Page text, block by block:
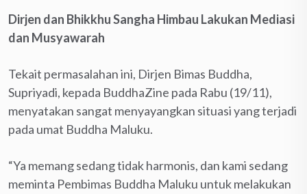
Dirjen dan Bhikkhu Sangha Himbau Lakukan Mediasi
dan Musyawarah
Tekait permasalahan ini, Dirjen Bimas Buddha,
Supriyadi, kepada BuddhaZine pada Rabu (19/11),
menyatakan sangat menyayangkan situasi yang terjadi
pada umat Buddha Maluku.
“Ya memang sedang tidak harmonis, dan kami sedang
meminta Pembimas Buddha Maluku untuk melakukan